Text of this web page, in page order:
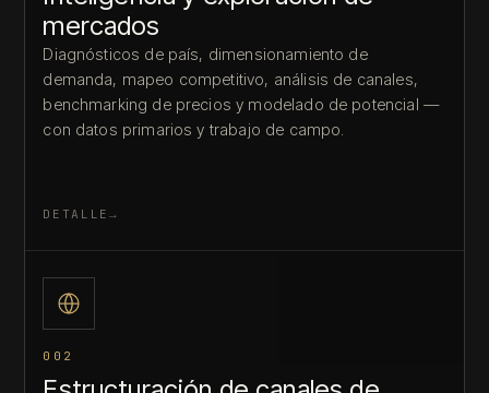
mercados
Diagnósticos de país, dimensionamiento de
demanda, mapeo competitivo, análisis de canales,
benchmarking de precios y modelado de potencial —
con datos primarios y trabajo de campo.
DETALLE
002